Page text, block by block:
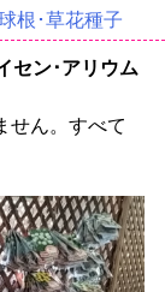
根･草花種子
セン･アリウム
せん。すべて